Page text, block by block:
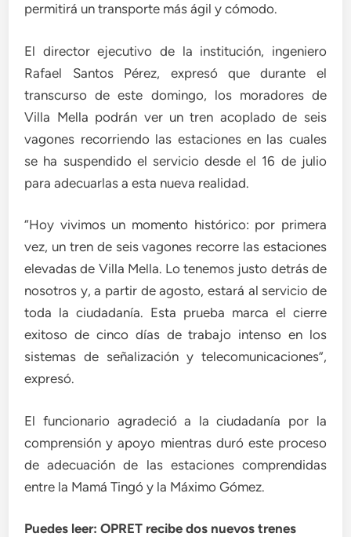
permitirá un transporte más ágil y cómodo.
El director ejecutivo de la institución, ingeniero
Rafael Santos Pérez, expresó que durante el
transcurso de este domingo, los moradores de
Villa Mella podrán ver un tren acoplado de seis
vagones recorriendo las estaciones en las cuales
se ha suspendido el servicio desde el 16 de julio
para adecuarlas a esta nueva realidad.
“Hoy vivimos un momento histórico: por primera
vez, un tren de seis vagones recorre las estaciones
elevadas de Villa Mella. Lo tenemos justo detrás de
nosotros y, a partir de agosto, estará al servicio de
toda la ciudadanía. Esta prueba marca el cierre
exitoso de cinco días de trabajo intenso en los
sistemas de señalización y telecomunicaciones”,
expresó.
El funcionario agradeció a la ciudadanía por la
comprensión y apoyo mientras duró este proceso
de adecuación de las estaciones comprendidas
entre la Mamá Tingó y la Máximo Gómez.
Puedes leer: OPRET recibe dos nuevos trenes